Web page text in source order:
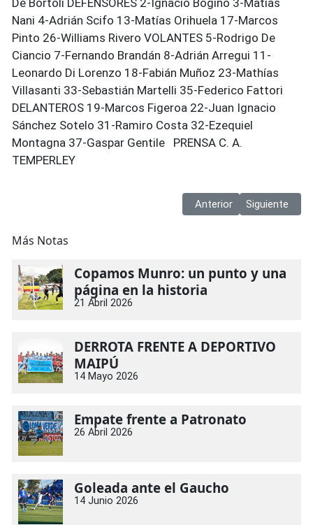
Nani 4-Adrián Scifo 13-Matías Orihuela 17-Marcos
Pinto 26-Williams Rivero VOLANTES 5-Rodrigo De
Ciancio 7-Fernando Brandán 8-Adrián Arregui 11-
Leonardo Di Lorenzo 18-Fabián Muñoz 23-Mathías
Villasanti 33-Sebastián Martelli 35-Federico Fattori
DELANTEROS 19-Marcos Figeroa 22-Juan Ignacio
Sánchez Sotelo 31-Ramiro Costa 32-Ezequiel
Montagna 37-Gaspar Gentile PRENSA C. A.
TEMPERLEY
Artículo anterior: Fútbol:
Anterior Artículo
Siguiente
Más Notas
Copamos Munro: un punto y una
página en la historia
21 Abril 2026
DERROTA FRENTE A DEPORTIVO
MAIPÚ
14 Mayo 2026
Empate frente a Patronato
26 Abril 2026
Goleada ante el Gaucho
14 Junio 2026